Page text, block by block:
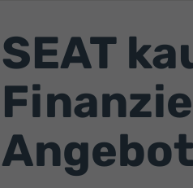
SEAT